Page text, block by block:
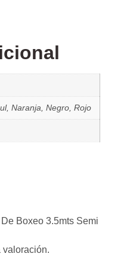
Naranja, Negro, Rojo
Boxeo 3.5mts Semi
valoración.